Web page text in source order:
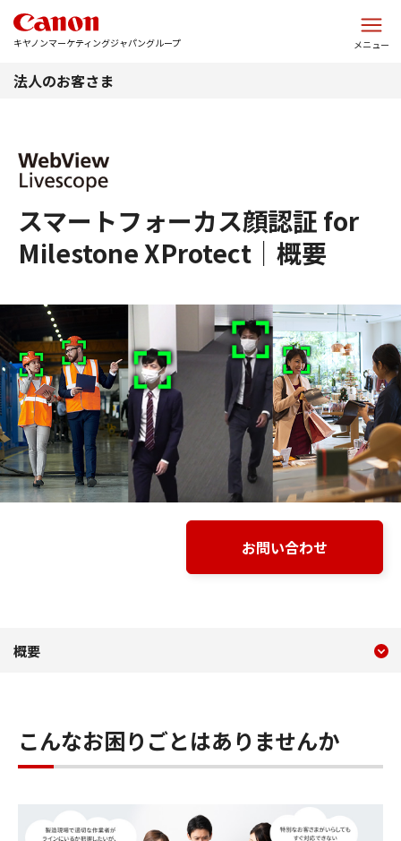
キヤノンマーケティングジャパングループ メニュー
法人のお客さま
スマートフォーカス顔認証 for
Milestone XProtect｜概要
お問い合わせ
概要 Milestone XProtect®
概要
こんなお困りごとはありませんか